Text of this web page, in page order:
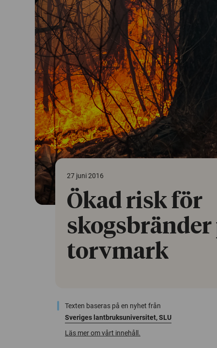
27 juni 2016
Ökad risk för
skogsbränder
torvmark
Texten baseras på en nyhet från
Sveriges lantbruksuniversitet, SLU
Läs mer om vårt innehåll.